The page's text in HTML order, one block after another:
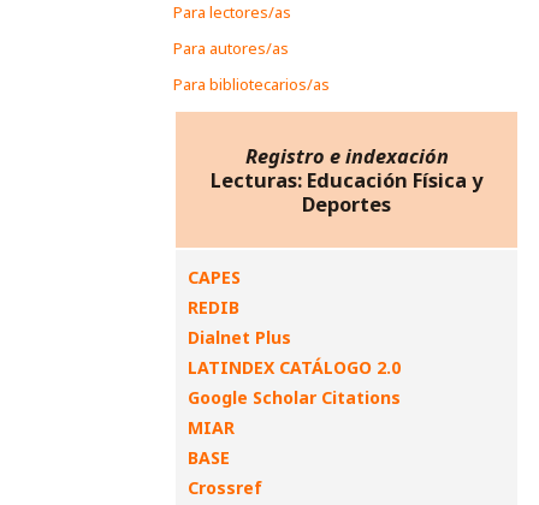
Para lectores/as
Para autores/as
Para bibliotecarios/as
Registro e indexación
Lecturas: Educación Física y
Deportes
CAPES
REDIB
Dialnet Plus
LATINDEX CATÁLOGO 2.0
Google Scholar Citations
MIAR
BASE
Crossref